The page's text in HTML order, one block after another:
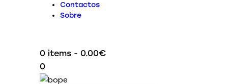
Contactos
Sobre
0 items - 0.00€
0